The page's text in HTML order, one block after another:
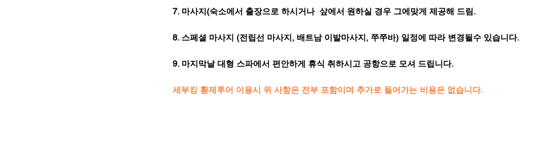
7. 마사지(숙소에서 출장으로 하시거나 샆에서 원하실 경우 그에맞게 제공해 드림.
8. 스페셜 마사지 (전립선 마사지, 배트남 이발마사지, 쭈쭈바) 일정에 따라 변경될수 있습니다.
9. 마지막날 대형 스파에서 편안하게 휴식 취하시고 공항으로 모셔 드립니다.
​​세부킹 황제투어 이용시 위 사항은 전부 포함이며 추가로 들어가는 비용은 없습니다.